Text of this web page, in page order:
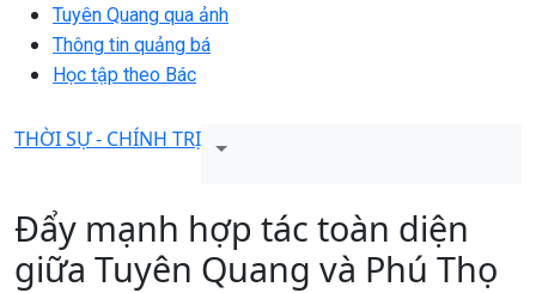
Tuyên Quang qua ảnh
Thông tin quảng bá
Học tập theo Bác
THỜI SỰ - CHÍNH TRỊ
Đẩy mạnh hợp tác toàn diện
giữa Tuyên Quang và Phú Thọ